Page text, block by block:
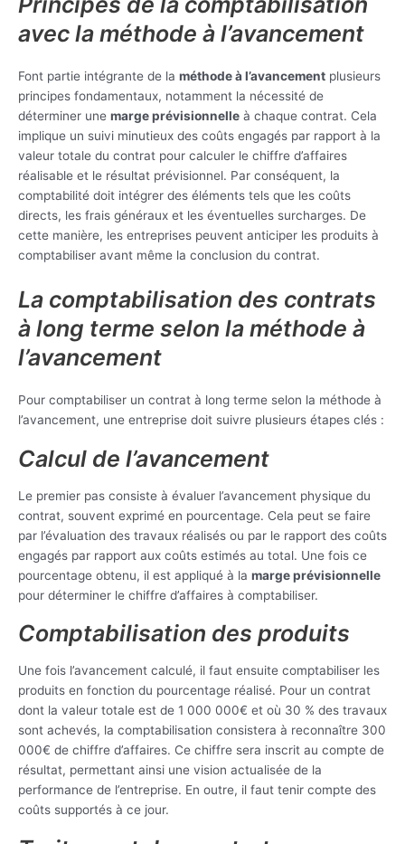
avec la méthode à l’avancement
Font partie intégrante de la méthode à l’avancement plusieurs
principes fondamentaux, notamment la nécessité de
déterminer une marge prévisionnelle à chaque contrat. Cela
implique un suivi minutieux des coûts engagés par rapport à la
valeur totale du contrat pour calculer le chiffre d’affaires
réalisable et le résultat prévisionnel. Par conséquent, la
comptabilité doit intégrer des éléments tels que les coûts
directs, les frais généraux et les éventuelles surcharges. De
cette manière, les entreprises peuvent anticiper les produits à
comptabiliser avant même la conclusion du contrat.
La comptabilisation des contrats
à long terme selon la méthode à
l’avancement
Pour comptabiliser un contrat à long terme selon la méthode à
l’avancement, une entreprise doit suivre plusieurs étapes clés :
Calcul de l’avancement
Le premier pas consiste à évaluer l’avancement physique du
contrat, souvent exprimé en pourcentage. Cela peut se faire
par l’évaluation des travaux réalisés ou par le rapport des coûts
engagés par rapport aux coûts estimés au total. Une fois ce
pourcentage obtenu, il est appliqué à la marge prévisionnelle
pour déterminer le chiffre d’affaires à comptabiliser.
Comptabilisation des produits
Une fois l’avancement calculé, il faut ensuite comptabiliser les
produits en fonction du pourcentage réalisé. Pour un contrat
dont la valeur totale est de 1 000 000€ et où 30 % des travaux
sont achevés, la comptabilisation consistera à reconnaître 300
000€ de chiffre d’affaires. Ce chiffre sera inscrit au compte de
résultat, permettant ainsi une vision actualisée de la
performance de l’entreprise. En outre, il faut tenir compte des
coûts supportés à ce jour.